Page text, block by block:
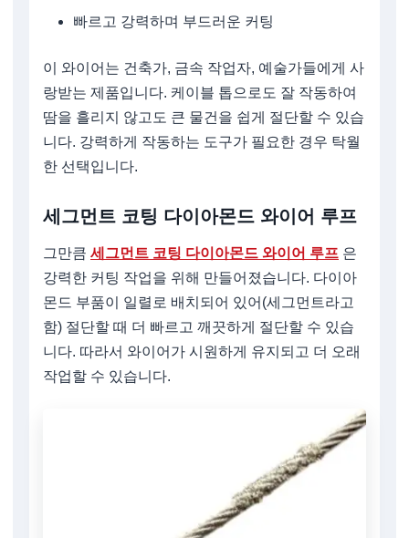
빠르고 강력하며 부드러운 커팅
이 와이어는 건축가, 금속 작업자, 예술가들에게 사
랑받는 제품입니다. 케이블 톱으로도 잘 작동하여
땀을 흘리지 않고도 큰 물건을 쉽게 절단할 수 있습
니다. 강력하게 작동하는 도구가 필요한 경우 탁월
한 선택입니다.
세그먼트 코팅 다이아몬드 와이어 루프
그만큼 세그먼트 코팅 다이아몬드 와이어 루프 은
강력한 커팅 작업을 위해 만들어졌습니다. 다이아
몬드 부품이 일렬로 배치되어 있어(세그먼트라고
함) 절단할 때 더 빠르고 깨끗하게 절단할 수 있습
니다. 따라서 와이어가 시원하게 유지되고 더 오래
작업할 수 있습니다.